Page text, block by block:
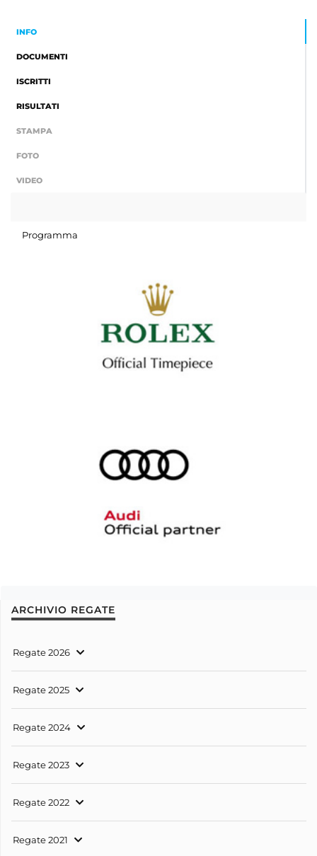
INFO
DOCUMENTI
ISCRITTI
RISULTATI
STAMPA
FOTO
VIDEO
Programma
ARCHIVIO REGATE
Regate 2026
Regate 2025
Regate 2024
Regate 2023
Regate 2022
Regate 2021